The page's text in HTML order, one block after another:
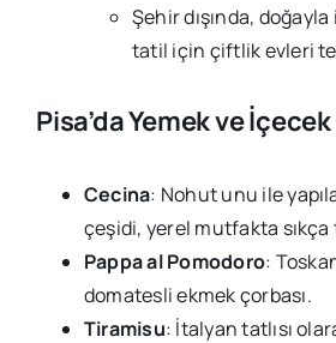
Şehir dışında,
tatil için çiftlik evleri
Pisa’da Yemek ve
Cecina: Nohut unu ile
çeşidi, yerel mutfakta
Pappa al Pomodoro:
domatesli ekmek çorbası.
Tiramisu: İtalyan tatlısı